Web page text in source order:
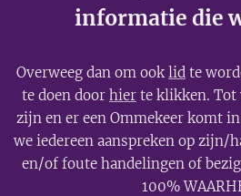
informatie die
Overweeg dan om ooklid te
te doen door hier te klikken. Tot
zijn en er een Ommekeer komt
we iedereen aanspreken op zijn/
en/of foute handelingen of
100%